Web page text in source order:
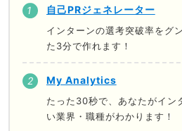
自己PRジェネレーター
インターンの選考突破率をグ
た3分で作れます！
My Analytics
たった30秒で、あなたがイン
い業界・職種がわかります！